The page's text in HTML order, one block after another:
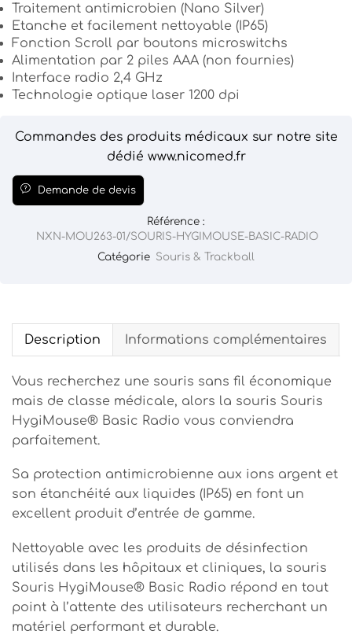
Traitement antimicrobien (Nano Silver)
Etanche et facilement nettoyable (IP65)
Fonction Scroll par boutons microswitchs
Alimentation par 2 piles AAA (non fournies)
Interface radio 2,4 GHz
Technologie optique laser 1200 dpi
Commandes des produits médicaux sur notre site
dédié www.nicomed.fr
Demande de devis
Référence :
NXN-MOU263-01/SOURIS-HYGIMOUSE-BASIC-RADIO
Catégorie Souris & Trackball
Description Informations complémentaires
Vous recherchez une souris sans fil économique
mais de classe médicale, alors la souris Souris
HygiMouse® Basic Radio vous conviendra
parfaitement.
Sa protection antimicrobienne aux ions argent et
son étanchéité aux liquides (IP65) en font un
excellent produit d’entrée de gamme.
Nettoyable avec les produits de désinfection
utilisés dans les hôpitaux et cliniques, la souris
Souris HygiMouse® Basic Radio répond en tout
point à l’attente des utilisateurs recherchant un
matériel performant et durable.